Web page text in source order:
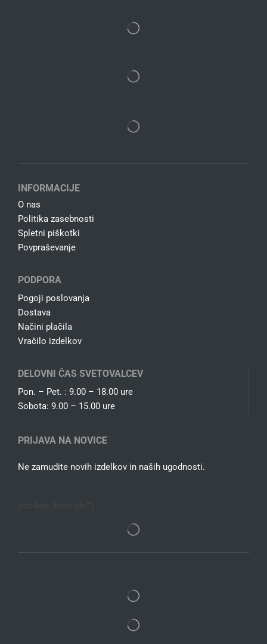
INFORMACIJE
O nas
Politika zasebnosti
Spletni piškotki
Povpraševanje
PODPORA
Pogoji poslovanja
Dostava
Načini plačila
Vračilo izdelkov
DELOVNI ČAS SVETOVALCEV
Pon. – Pet. : 9.00 – 18.00 ure
Sobota: 9.00 – 15.00 ure
PRIJAVA NA NOVICE
Ne zamudite novih izdelkov in naših ugodnosti.